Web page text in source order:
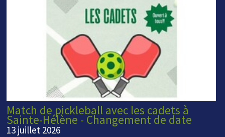
Match de pickleball avec les cadets à
Sainte-Hélène - Changement de date
13 juillet 2026